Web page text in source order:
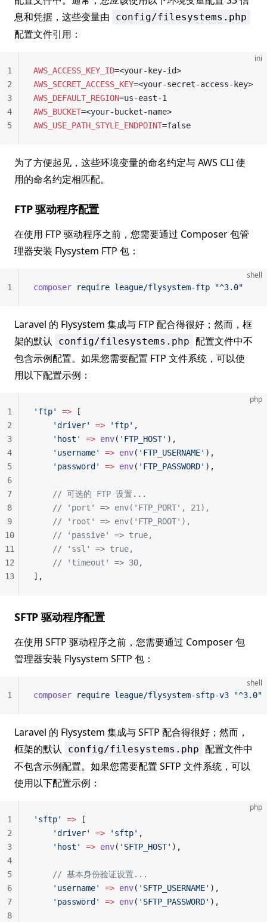
息和凭据，这些变量由
config/filesystems.php
配置文件引用：
ini
AWS_ACCESS_KEY_ID=<your-key-id>
AWS_SECRET_ACCESS_KEY=<your-secret-access-key>
AWS_DEFAULT_REGION=us-east-1
AWS_BUCKET=<your-bucket-name>
AWS_USE_PATH_STYLE_ENDPOINT=false
1
2
3
4
5
为了方便起见，这些环境变量的命名约定与 AWS CLI 使
用的命名约定相匹配。
FTP 驱动程序配置
在使用 FTP 驱动程序之前，您需要通过 Composer 包管
理器安装 Flysystem FTP 包：
shell
composer require league/flysystem-ftp "^3.0"
1
Laravel 的 Flysystem 集成与 FTP 配合得很好；然而，框
架的默认
config/filesystems.php 配置文件中不
包含示例配置。如果您需要配置 FTP 文件系统，可以使
用以下配置示例：
php
'ftp' => [
    'driver'
=> 'ftp' ,
    'host'
=> env( 'FTP_HOST' ),
    'username'
=> env( 'FTP_USERNAME' ),
    'password'
=> env( 'FTP_PASSWORD' ),
    // 可选的 FTP 设置...
    // 'port' => env('FTP_PORT', 21),
    // 'root' => env('FTP_ROOT'),
    // 'passive' => true,
    // 'ssl' => true,
    // 'timeout' => 30,
],
1
2
3
4
5
6
7
8
9
10
11
12
13
SFTP 驱动程序配置
在使用 SFTP 驱动程序之前，您需要通过 Composer 包
管理器安装 Flysystem SFTP 包：
shell
composer require league/flysystem-sftp-v3 "^3.0"
1
Laravel 的 Flysystem 集成与 SFTP 配合得很好；然而，
框架的默认
config/filesystems.php 配置文件中
不包含示例配置。如果您需要配置 SFTP 文件系统，可以
使用以下配置示例：
php
'sftp' => [
    'driver'
=> 'sftp' ,
    'host'
=> env( 'SFTP_HOST' ),
    // 基本身份验证设置...
    'username'
=> env( 'SFTP_USERNAME' ),
    'password'
=> env( 'SFTP_PASSWORD' ),
1
2
3
4
5
6
7
8